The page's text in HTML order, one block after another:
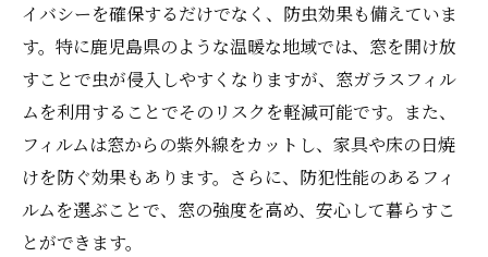
イバシーを確保するだけでなく、防虫効果も備えていま
す。特に鹿児島県のような温暖な地域では、窓を開け放
すことで虫が侵入しやすくなりますが、窓ガラスフィル
ムを利用することでそのリスクを軽減可能です。また、
フィルムは窓からの紫外線をカットし、家具や床の日焼
けを防ぐ効果もあります。さらに、防犯性能のあるフィ
ルムを選ぶことで、窓の強度を高め、安心して暮らすこ
とができます。